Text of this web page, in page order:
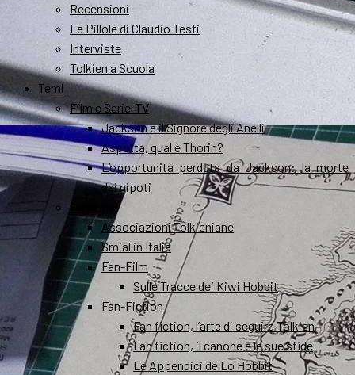
Recensioni
Le Pillole di Claudio Testi
Interviste
Tolkien a Scuola
Temi
Film e Serie-TV
Jackson e il Signore degli Anelli
Aspetta, qual è Thorin?
L’opportunità perduta da Jackson: la morte
dei nipoti
Fandom
Associazioni Tolkieniane
Smial in Italia
Fan-Film
Sulle Tracce dei Kiwi Hobbit
Fan-Fiction
Fan fiction, l’arte di seguire Tolkien
Fan fiction, il canone e le sue sfide
Le Appendici de Lo Hobbit